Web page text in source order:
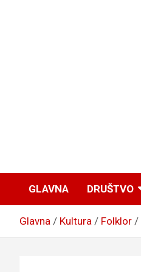
GLAVNA DRUŠTVO
Glavna Kultura Folklor